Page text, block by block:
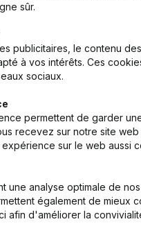
sûr.
publicitaires, le contenu
à vos intérêts. Ces
sociaux.
permettent de garder
recevez sur notre site
sur le web aussi
une analyse optimale de
également de mieux
afin d'améliorer la